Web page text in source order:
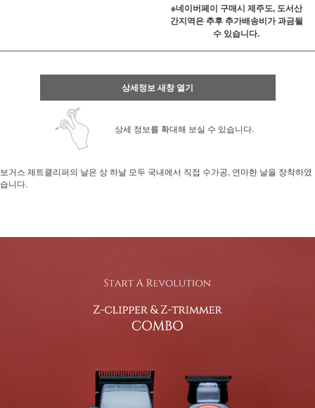
※네이버페이 구매시 제주도, 도서산
간지역은 추후 추가배송비가 과금될
수 있습니다.
상세정보 새창 열기
상세 정보를 확대해 보실 수 있습니다.
보거스 제트클리퍼의 날은 상 하날 모두 국내에서 직접 수가공, 연마한 날을 장착하였
습니다.